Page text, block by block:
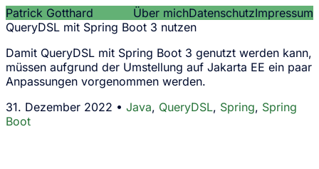
Patrick Gotthard Über michDatenschutzImpressum
QueryDSL mit Spring Boot 3 nutzen
Damit QueryDSL mit Spring Boot 3 genutzt werden kann,
müssen aufgrund der Umstellung auf Jakarta EE ein paar
Anpassungen vorgenommen werden.
31. Dezember 2022 • Java, QueryDSL, Spring, Spring
Boot